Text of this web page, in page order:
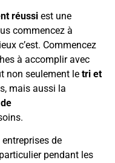
réussi est une
commencez à
c’est. Commencez
à accomplir avec
non seulement le tri et
mais aussi la
de
pendant les